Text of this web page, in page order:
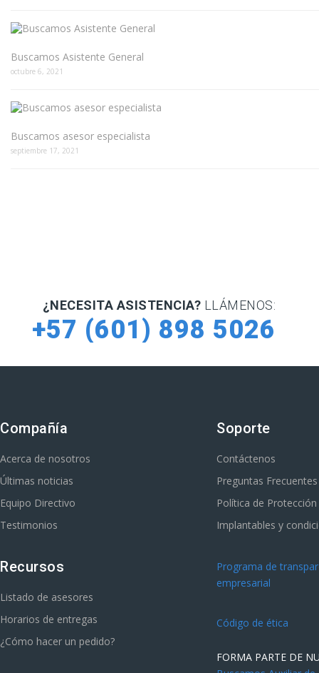
Buscamos Asistente General
octubre 6, 2021
Buscamos asesor especialista
septiembre 17, 2021
¿NECESITA ASISTENCIA? LLÁMENOS:
+57 (601) 898 5026
Compañía
Acerca de nosotros
Últimas noticias
Equipo Directivo
Testimonios
Recursos
Listado de asesores
Horarios de entregas
¿Cómo hacer un pedido?
Soporte
Contáctenos
Preguntas Frecuentes
Política de
Implantables y
Programa de
empresarial
Código de ética
FORMA PARTE DE